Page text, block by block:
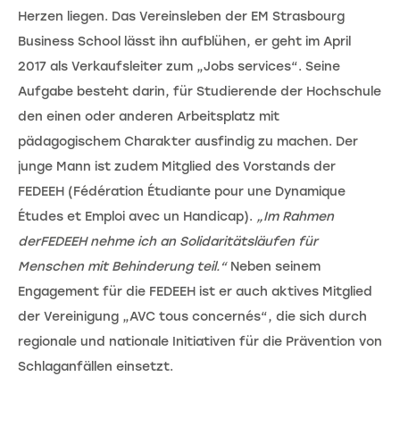
Herzen liegen. Das Vereinsleben der EM Strasbourg
Business School lässt ihn aufblühen, er geht im April
2017 als Verkaufsleiter zum „Jobs services“. Seine
Aufgabe besteht darin, für Studierende der Hochschule
den einen oder anderen Arbeitsplatz mit
pädagogischem Charakter ausfindig zu machen. Der
junge Mann ist zudem Mitglied des Vorstands der
FEDEEH (Fédération Étudiante pour une Dynamique
Études et Emploi avec un Handicap). „Im Rahmen
derFEDEEH nehme ich an Solidaritätsläufen für
Menschen mit Behinderung teil.“Neben seinem
Engagement für die FEDEEH ist er auch aktives Mitglied
der Vereinigung „AVC tous concernés“, die sich durch
regionale und nationale Initiativen für die Prävention von
Schlaganfällen einsetzt.